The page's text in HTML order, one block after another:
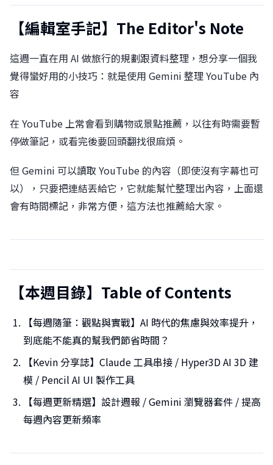
【編輯室手記】The Editor's Note
這週一直在用 AI 做旅行的規劃跟資料整理，想分享一個我
覺得蠻好用的小技巧：就是使用 Gemini 整理 YouTube 內
容
在 YouTube 上常會看到購物或景點推薦，以往有時需要暫
停做筆記，或看完後要回頭翻找很麻煩。
但 Gemini 可以讀取 YouTube 的內容（即使沒有字幕也可
以），只要把連結丟給它，它就能幫忙整理出內容，上面還
會有時間標記，非常方便，這方法也推薦給大家。
【本週目錄】Table of Contents
【每週隨筆：觀點與實戰】AI 時代的焦慮與效率提升，
到底能不能真的幫我們節省時間？
【Kevin 分享誌】Claude 工具串接 / Hyper3D AI 3D 建
模 / Pencil AI UI 製作工具
【每週更新精選】設計週報 / Gemini 瀏覽器套件 / 提高
每週內容更新頻率